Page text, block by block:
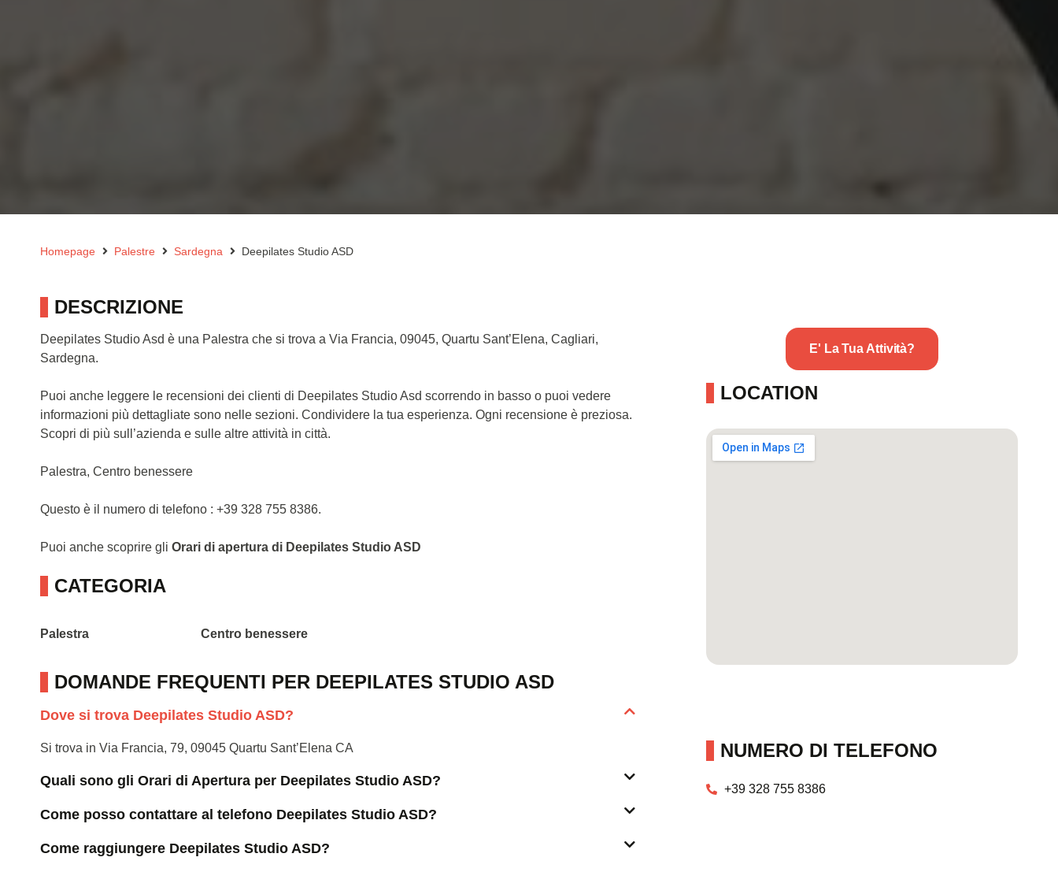
Homepage Palestre Sardegna Deepilates Studio ASD
DESCRIZIONE
Deepilates Studio Asd è una Palestra che si trova a Via Francia, 09045, Quartu Sant’Elena, Cagliari,
Sardegna.
Puoi anche leggere le recensioni dei clienti di Deepilates Studio Asd scorrendo in basso o puoi vedere
informazioni più dettagliate sono nelle sezioni. Condividere la tua esperienza. Ogni recensione è preziosa.
Scopri di più sull’azienda e sulle altre attività in città.
Palestra, Centro benessere
Questo è il numero di telefono : +39 328 755 8386.
Puoi anche scoprire gli Orari di apertura di Deepilates Studio ASD
CATEGORIA
Palestra Centro benessere
DOMANDE FREQUENTI PER DEEPILATES STUDIO ASD
Dove si trova Deepilates Studio ASD?
Si trova in Via Francia, 79, 09045 Quartu Sant’Elena CA
Quali sono gli Orari di Apertura per Deepilates Studio ASD?
Come posso contattare al telefono Deepilates Studio ASD?
Come raggiungere Deepilates Studio ASD?
E' La Tua Attività?
LOCATION
NUMERO DI TELEFONO
+39 328 755 8386